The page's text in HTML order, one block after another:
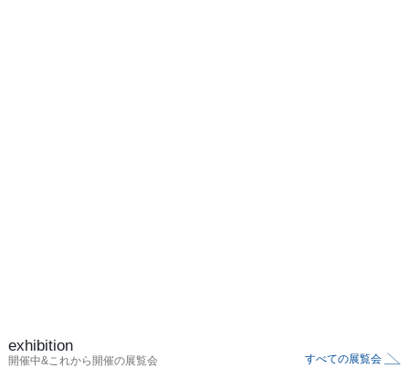
exhibition
開催中&これから開催の展覧会 すべての展覧会